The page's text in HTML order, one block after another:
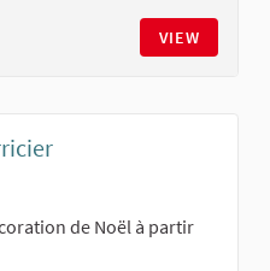
VIEW
de Noël à partir